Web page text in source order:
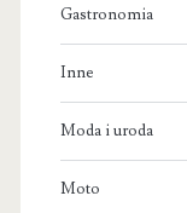
Gastronomia
Inne
Moda i uroda
Moto